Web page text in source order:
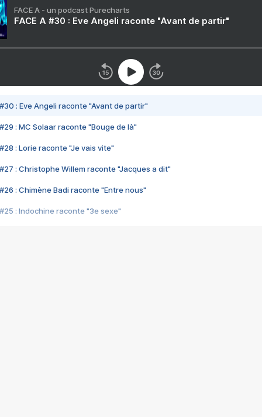
FACE A - un podcast Purecharts
FACE A #30 : Eve Angeli raconte "Avant de partir"
#30 : Eve Angeli raconte "Avant de partir"
#29 : MC Solaar raconte "Bouge de là"
#28 : Lorie raconte "Je vais vite"
#27 : Christophe Willem raconte "Jacques a dit"
#26 : Chimène Badi raconte "Entre nous"
#25 : Indochine raconte "3e sexe"